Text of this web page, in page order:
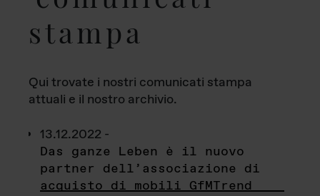
stampa
Qui trovate i nostri comunicati stampa
attuali e il nostro archivio.
13.12.2022 -
Das ganze Leben è il nuovo
partner dell’associazione di
acquisto di mobili GfMTrend